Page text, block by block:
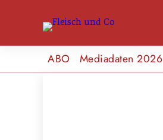
ABO Mediadaten 2026